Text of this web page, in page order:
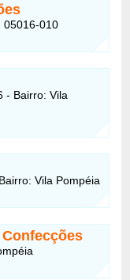
05016-010
- Bairro: Vila
Vila Pompéia